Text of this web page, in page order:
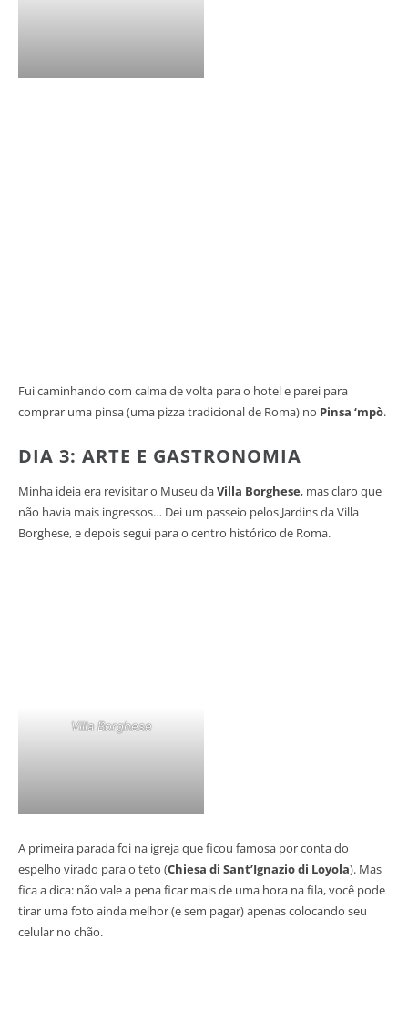
Fui caminhando com calma de volta para o hotel e parei para
comprar uma pinsa (uma pizza tradicional de Roma) no Pinsa ‘mpò.
DIA 3: ARTE E GASTRONOMIA
Minha ideia era revisitar o Museu daVilla Borghese, mas claro que
não havia mais ingressos… Dei um passeio pelos Jardins da Villa
Borghese, e depois segui para o centro histórico de Roma.
Villa Borghese
A primeira parada foi na igreja que ficou famosa por conta do
espelho virado para o teto (Chiesa di Sant’Ignazio di Loyola). Mas
fica a dica: não vale a pena ficar mais de uma hora na fila, você pode
tirar uma foto ainda melhor (e sem pagar) apenas colocando seu
celular no chão.